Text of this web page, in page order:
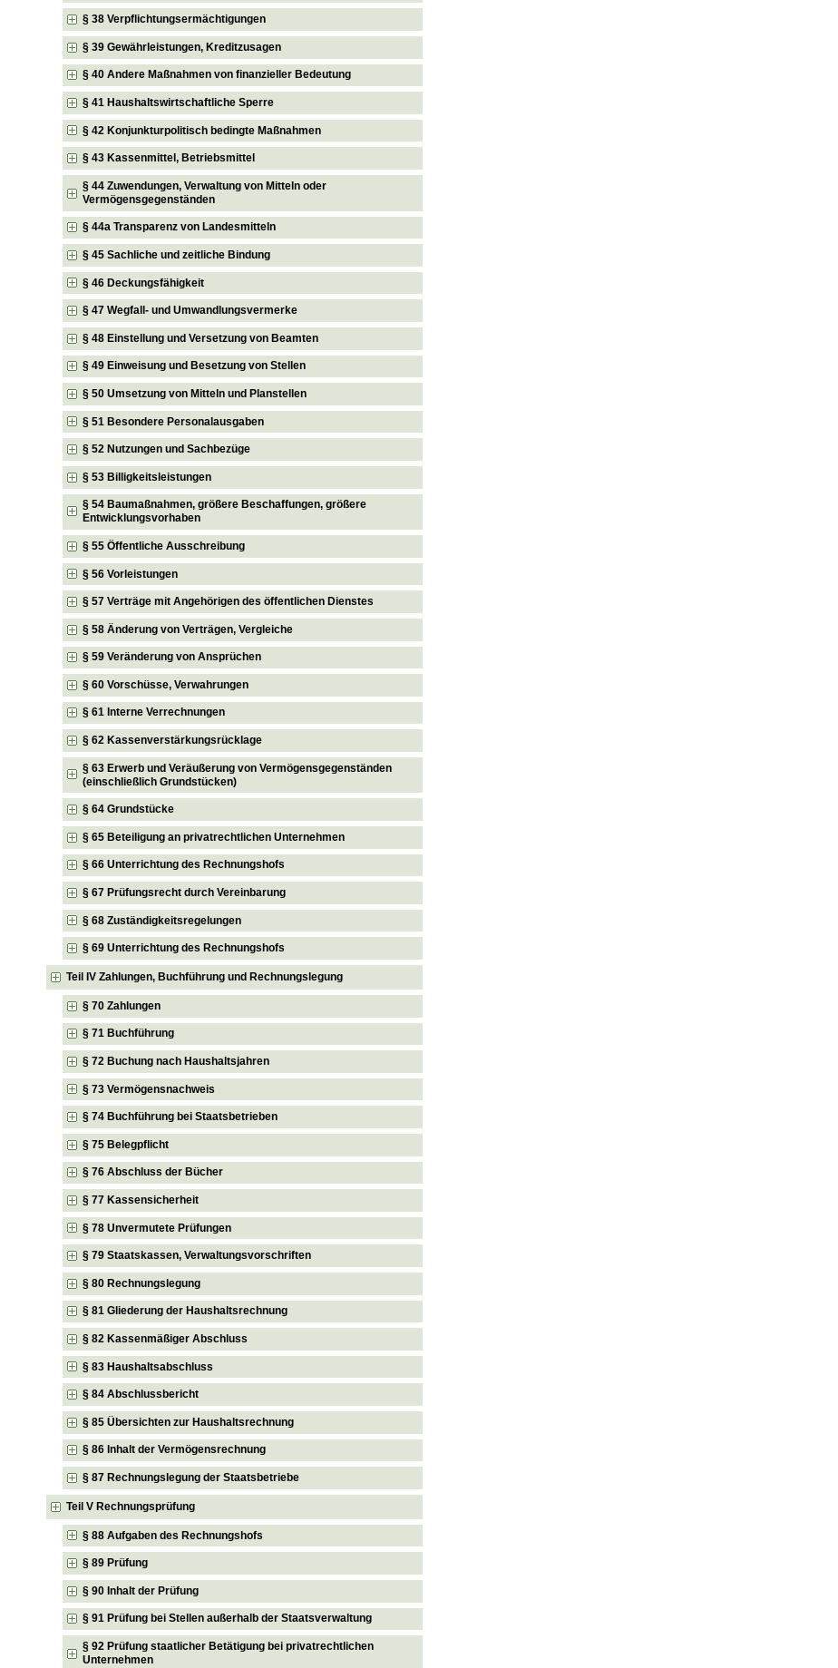
§ 38 Verpflichtungsermächtigungen
§ 39 Gewährleistungen, Kreditzusagen
§ 40 Andere Maßnahmen von finanzieller Bedeutung
§ 41 Haushaltswirtschaftliche Sperre
§ 42 Konjunkturpolitisch bedingte Maßnahmen
§ 43 Kassenmittel, Betriebsmittel
§ 44 Zuwendungen, Verwaltung von Mitteln oder
Vermögensgegenständen
§ 44a Transparenz von Landesmitteln
§ 45 Sachliche und zeitliche Bindung
§ 46 Deckungsfähigkeit
§ 47 Wegfall- und Umwandlungsvermerke
§ 48 Einstellung und Versetzung von Beamten
§ 49 Einweisung und Besetzung von Stellen
§ 50 Umsetzung von Mitteln und Planstellen
§ 51 Besondere Personalausgaben
§ 52 Nutzungen und Sachbezüge
§ 53 Billigkeitsleistungen
§ 54 Baumaßnahmen, größere Beschaffungen, größere
Entwicklungsvorhaben
§ 55 Öffentliche Ausschreibung
§ 56 Vorleistungen
§ 57 Verträge mit Angehörigen des öffentlichen Dienstes
§ 58 Änderung von Verträgen, Vergleiche
§ 59 Veränderung von Ansprüchen
§ 60 Vorschüsse, Verwahrungen
§ 61 Interne Verrechnungen
§ 62 Kassenverstärkungsrücklage
§ 63 Erwerb und Veräußerung von Vermögensgegenständen
(einschließlich Grundstücken)
§ 64 Grundstücke
§ 65 Beteiligung an privatrechtlichen Unternehmen
§ 66 Unterrichtung des Rechnungshofs
§ 67 Prüfungsrecht durch Vereinbarung
§ 68 Zuständigkeitsregelungen
§ 69 Unterrichtung des Rechnungshofs
Teil IV Zahlungen, Buchführung und Rechnungslegung
§ 70 Zahlungen
§ 71 Buchführung
§ 72 Buchung nach Haushaltsjahren
§ 73 Vermögensnachweis
§ 74 Buchführung bei Staatsbetrieben
§ 75 Belegpflicht
§ 76 Abschluss der Bücher
§ 77 Kassensicherheit
§ 78 Unvermutete Prüfungen
§ 79 Staatskassen, Verwaltungsvorschriften
§ 80 Rechnungslegung
§ 81 Gliederung der Haushaltsrechnung
§ 82 Kassenmäßiger Abschluss
§ 83 Haushaltsabschluss
§ 84 Abschlussbericht
§ 85 Übersichten zur Haushaltsrechnung
§ 86 Inhalt der Vermögensrechnung
§ 87 Rechnungslegung der Staatsbetriebe
Teil V Rechnungsprüfung
§ 88 Aufgaben des Rechnungshofs
§ 89 Prüfung
§ 90 Inhalt der Prüfung
§ 91 Prüfung bei Stellen außerhalb der Staatsverwaltung
§ 92 Prüfung staatlicher Betätigung bei privatrechtlichen
Unternehmen